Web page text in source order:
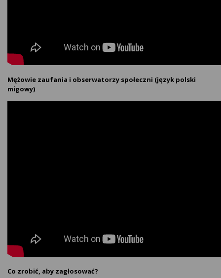
Mężowie zaufania i obserwatorzy społeczni (język polski
migowy)
Co zrobić, aby zagłosować?